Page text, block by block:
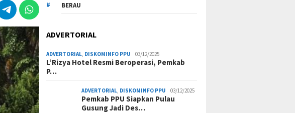
BERAU
ADVERTORIAL
ADVERTORIAL, DISKOMINFO PPU 03/12/2025
L’Rizya Hotel Resmi Beroperasi, Pemkab
P…
ADVERTORIAL, DISKOMINFO PPU 03/12/2025
Pemkab PPU Siapkan Pulau
Gusung Jadi Des…